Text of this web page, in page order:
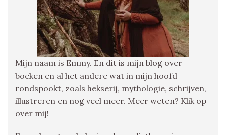
Mijn naam is Emmy. En dit is mijn blog over
boeken en al het andere wat in mijn hoofd
rondspookt, zoals hekserij, mythologie, schrijven,
illustreren en nog veel meer. Meer weten? Klik op
over mij!